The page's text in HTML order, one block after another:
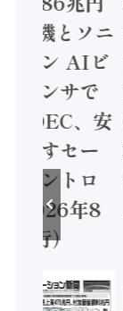
電機とソニ
コン AIビ
センサで
/ IDEC、安
かすセー
コントロ
2026年8
発行）